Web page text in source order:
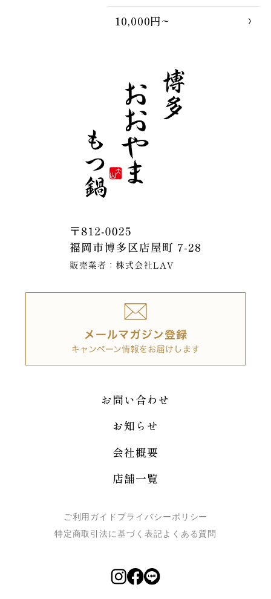
10,000円~
お問い合わせ
お知らせ
会社概要
店舗一覧
ご利用ガイド プライバシーポリシー
特定商取引法に基づく表記よくある質問